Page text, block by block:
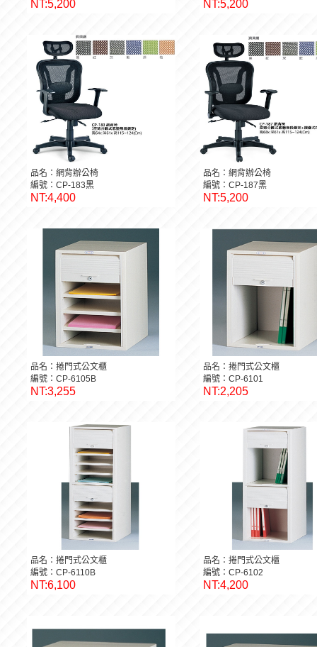
NT:5,200 NT:5,200
品名：網背辦公椅
編號：CP-183黑
NT:4,400
品名：網背辦公椅
編號：CP-187黑
NT:5,200
品名：捲門式公文櫃
編號：CP-6105B
NT:3,255
品名：捲門式公文櫃
編號：CP-6101
NT:2,205
品名：捲門式公文櫃
編號：CP-6110B
NT:6,100
品名：捲門式公文櫃
編號：CP-6102
NT:4,200